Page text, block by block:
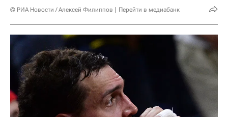
© РИА Новости / Алексей Филиппов Перейти в медиабанк